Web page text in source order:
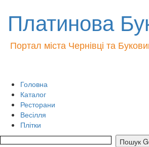
Платинова
Портал міста Чернівці та
Головна
Каталог
Ресторани
Весілля
Плітки